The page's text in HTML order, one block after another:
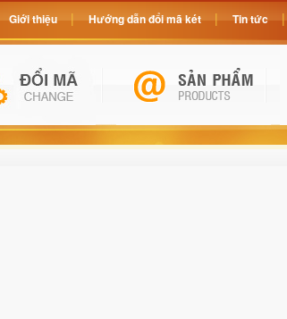
Giới thiệu Hướng dẫn đổi mã két Tin tức